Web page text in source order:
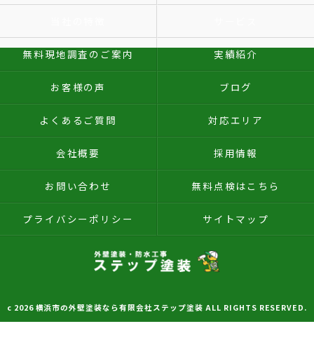
無料現地調査のご案内 実績紹介
お客様の声 ブログ
よくあるご質問 対応エリア
会社概要 採用情報
お問い合わせ 無料点検はこちら
プライバシーポリシー サイトマップ
c 2026 横浜市の外壁塗装なら有限会社ステップ塗装 ALL RIGHTS RESERVED.